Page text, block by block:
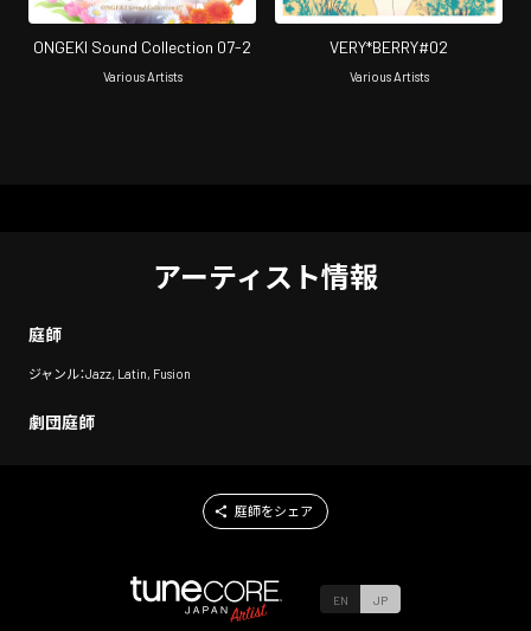
ONGEKI Sound Collection 07-2
Various Artists
VERY*BERRY#02
Various Artists
アーティスト情報
庭師
ジャンル：Jazz, Latin, Fusion
劇団庭師
庭師をシェア
EN JP